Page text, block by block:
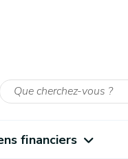
financiers